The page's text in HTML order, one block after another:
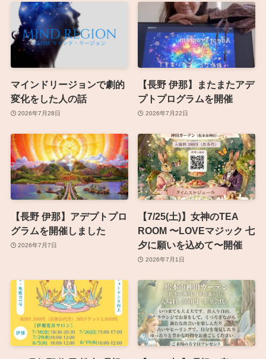
マインドリージョンで劇的
変化をした人の話
2026年7月28日
【長野 伊那】またまたアデ
プトプログラムを開催
2026年7月22日
【長野 伊那】アデプトプロ
グラムを開催しました
2026年7月7日
【7/25(土)】女神のTEA
ROOM 〜LOVEマジック 七
夕に願いを込めて〜開催
2026年7月1日